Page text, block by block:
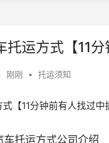
运方式【11分
刚刚 • 托运须知
【11分钟前有人找过中
托运方式公司介绍